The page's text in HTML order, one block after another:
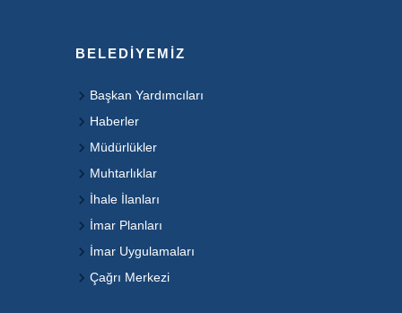
BELEDIYEMIZ
Başkan Yardımcıları
Haberler
Müdürlükler
Muhtarlıklar
İhale İlanları
İmar Planları
İmar Uygulamaları
Çağrı Merkezi